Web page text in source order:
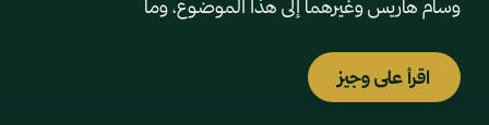
وسام هاريس وغيرهما إلى هذا الموضوع، وما
اقرأ على وجيز